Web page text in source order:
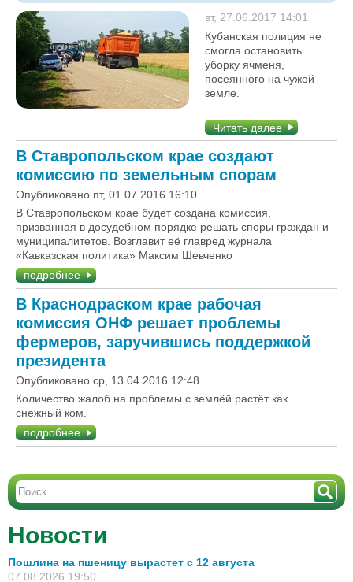
+1 -1
вт, 27.06.2017 14:01
Кубанская полиция не
смогла остановить
уборку ячменя,
посеянного на чужой
земле.
Читать далее
В Ставропольском крае создают
комиссию по земельным спорам
Опубликовано пт, 01.07.2016 16:10
В Ставропольском крае будет создана комиссия,
призванная в досудебном порядке решать споры граждан и
муниципалитетов. Возглавит её главред журнала
«Кавказская политика» Максим Шевченко
подробнее
В Краснодраском крае рабочая
комиссия ОНФ решает проблемы
фермеров, заручившись поддержкой
президента
Опубликовано ср, 13.04.2016 12:48
Количество жалоб на проблемы с землёй растёт как
снежный ком.
подробнее
Новости
Пошлина на пшеницу вырастет с 12 августа
07.08.2026 19:50